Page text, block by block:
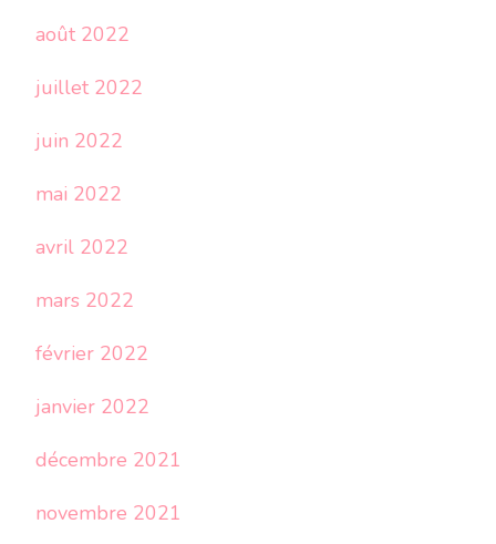
août 2022
juillet 2022
juin 2022
mai 2022
avril 2022
mars 2022
février 2022
janvier 2022
décembre 2021
novembre 2021